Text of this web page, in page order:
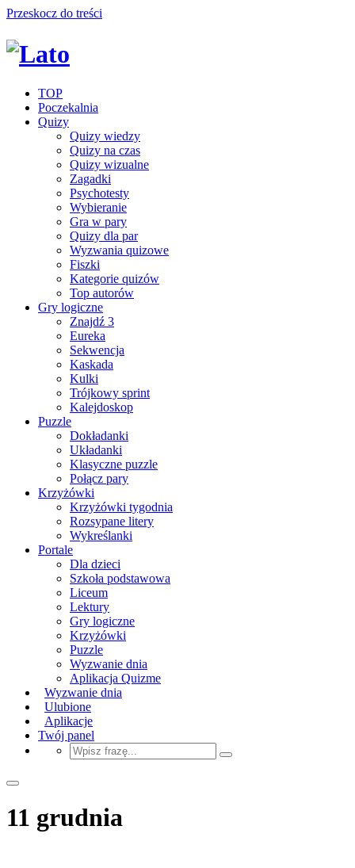
Przeskocz do treści
TOP
Poczekalnia
Quizy
Quizy wiedzy
Quizy na czas
Quizy wizualne
Zagadki
Psychotesty
Wybieranie
Gra w pary
Quizy dla par
Wyzwania quizowe
Fiszki
Kategorie quizów
Top autorów
Gry logiczne
Znajdź 3
Eureka
Sekwencja
Kaskada
Kulki
Trójkowy sprint
Kalejdoskop
Puzzle
Dokładanki
Układanki
Klasyczne puzzle
Połącz pary
Krzyżówki
Krzyżówki tygodnia
Rozsypane litery
Wykreślanki
Portale
Dla dzieci
Szkoła podstawowa
Liceum
Lektury
Gry logiczne
Krzyżówki
Puzzle
Wyzwanie dnia
Aplikacja Quizme
Wyzwanie dnia
Ulubione
Aplikacje
Twój panel
11 grudnia